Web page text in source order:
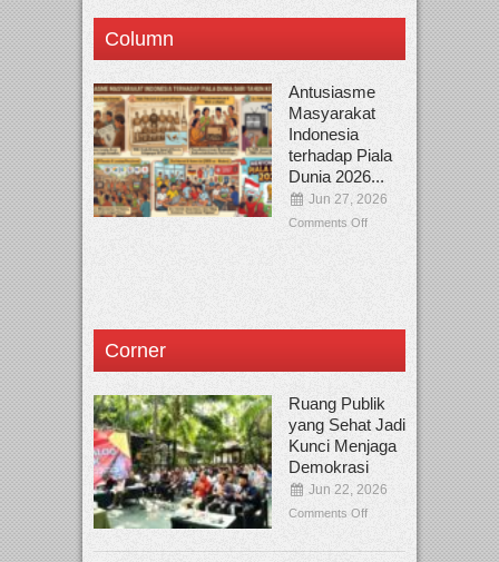
Column
Antusiasme
Masyarakat
Indonesia
terhadap Piala
Dunia 2026...
Jun 27, 2026
Comments Off
Corner
Ruang Publik
yang Sehat Jadi
Kunci Menjaga
Demokrasi
Jun 22, 2026
Comments Off